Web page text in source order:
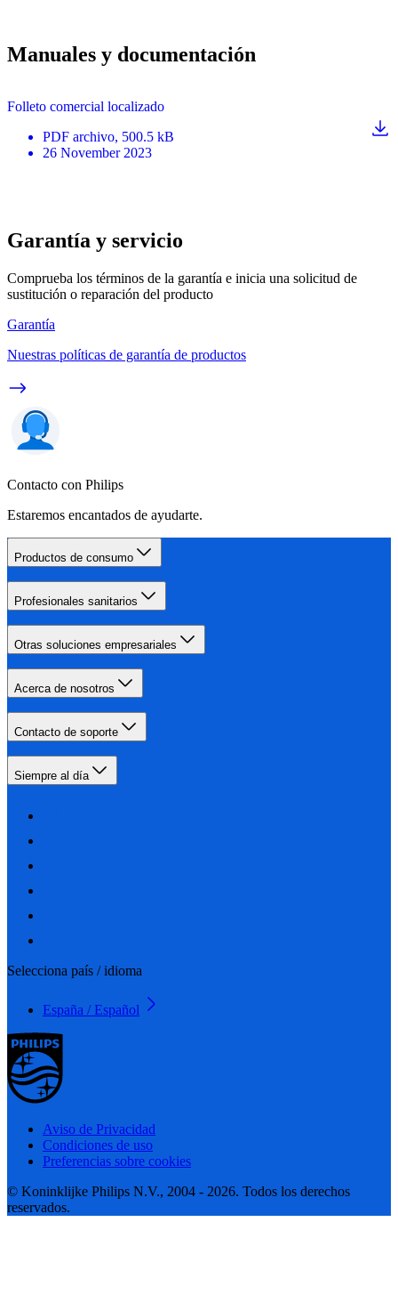
Manuales y documentación
Folleto comercial localizado
PDF archivo, 500.5 kB
26 November 2023
Garantía y servicio
Comprueba los términos de la garantía e inicia una solicitud de
sustitución o reparación del producto
Garantía
Nuestras políticas de garantía de productos
Contacto con Philips
Estaremos encantados de ayudarte.
Productos de consumo
Profesionales sanitarios
Otras soluciones empresariales
Acerca de nosotros
Contacto de soporte
Siempre al día
Selecciona país / idioma
España / Español
Aviso de Privacidad
Condiciones de uso
Preferencias sobre cookies
© Koninklijke Philips N.V., 2004 - 2026. Todos los derechos
reservados.